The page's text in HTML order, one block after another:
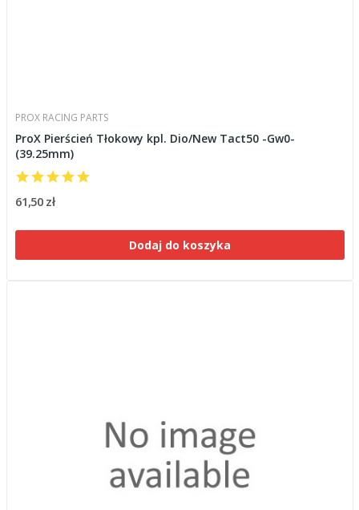
PROX RACING PARTS
ProX Pierścień Tłokowy kpl. Dio/New Tact50 -Gw0-
(39.25mm)
61,50 zł
Dodaj do koszyka